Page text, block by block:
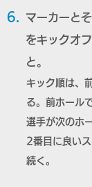
6.
マーカーと
をキックオ
と。
キック順は、
る。前ホール
選手が次のホ
2番目に良い
続く。